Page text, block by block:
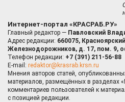
Интернет-портал «КРАСРАБ.РУ»
Главный редактор — Павловский
Адрес редакции: 660075,
Железнодорожников, д. 17, пом. 9,
Телефон редакции: +7 (391) 211-56-88
E-mail: redaktor@krasrab.krsn.ru
Мнения авторов статей,
материалов, размещённых в разделах
комментариев пользователей к
с позицией редакции.